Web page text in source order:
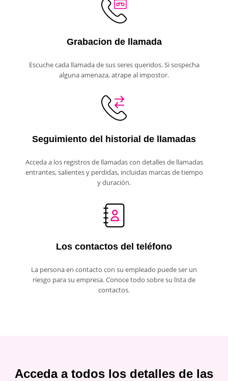
Grabacion de llamada
Escuche cada llamada de sus seres queridos. Si sospecha
alguna amenaza, atrape al impostor.
Seguimiento del historial de llamadas
Acceda a los registros de llamadas con detalles de llamadas
entrantes, salientes y perdidas, incluidas marcas de tiempo
y duración.
Los contactos del teléfono
La persona en contacto con su empleado puede ser un
riesgo para su empresa. Conoce todo sobre su lista de
contactos.
Acceda a todos los detalles de las